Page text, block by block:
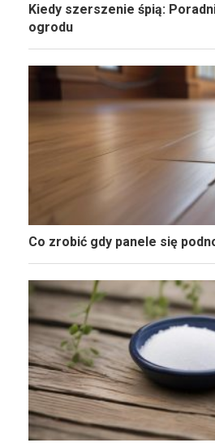
Kiedy szerszenie śpią:
ogrodu
Co zrobić gdy panele się